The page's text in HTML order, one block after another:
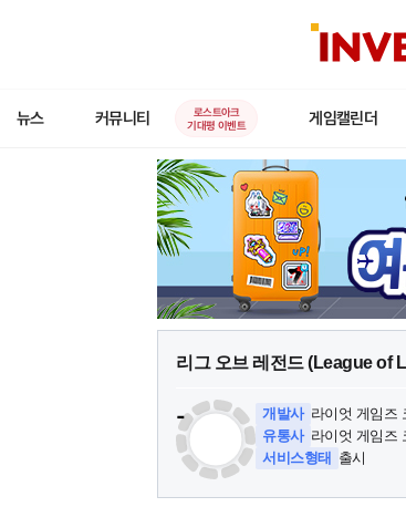
인
뉴스 커뮤니티
로스트아크
기대평 이벤트
게임캘린더
게
:
리그 오브 레전드(League of
- 개발사 라이엇 게임즈
유통사 라이엇 게임즈
서비스형태 출시